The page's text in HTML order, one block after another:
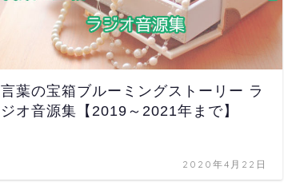
言葉の宝箱ブルーミングストーリー ラ
ジオ音源集【2019～2021年まで】
2020年4月22日